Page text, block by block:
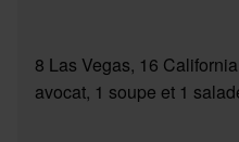
8 Las Vegas, 16
avocat, 1 soupe et 1